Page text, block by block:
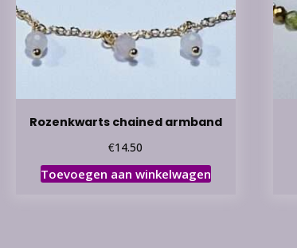
Rozenkwarts chained armband
€14.50
Toevoegen aan winkelwagen